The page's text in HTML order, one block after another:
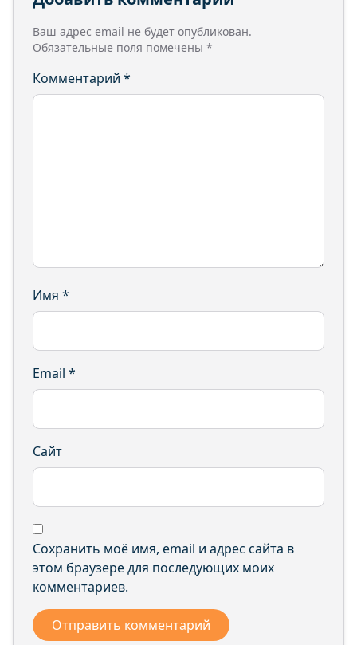
Ваш адрес email не будет опубликован.
Обязательные поля помечены *
Комментарий *
Имя *
Email *
Сайт
Сохранить моё имя, email и адрес сайта в
этом браузере для последующих моих
комментариев.